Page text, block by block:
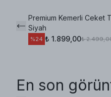
Premium Kemerli Ceket
Siyah
%24 ₺ 1.899,00₺
En son